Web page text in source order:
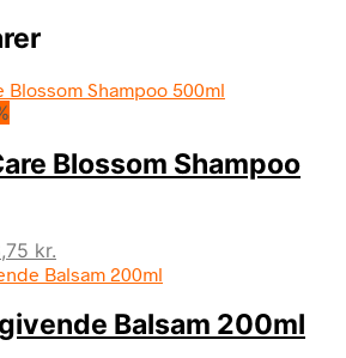
Blossom Shampoo
kr..
kr.
aktuelle
er:
288,75 kr..
Balsam 200ml